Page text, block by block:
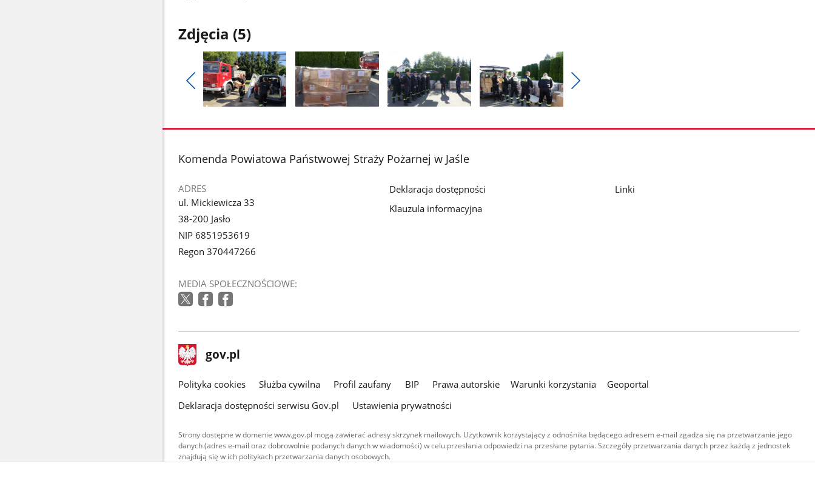
Zdjęcia (5)
Pokaż
poprzednie
galerii.
galerii.
galerii.
stopka
Komenda Powiatowa Państwowej Straży Pożarnej w Jaśle
ADRES
ul. Mickiewicza 33
38-200 Jasło
NIP 6851953619
Regon 370447266
MEDIA SPOŁECZNOŚCIOWE:
Deklaracja dostępności
Klauzula informacyjna
Linki
stopka
gov.pl Strona
gov.pl
gov.pl
Polityka cookies Służba cywilna Profil zaufany BIP Prawa autorskie Warunki korzystania
Geoportal
Deklaracja dostępności serwisu Gov.pl
Ustawienia prywatności
Strony dostępne w domenie www.gov.pl mogą zawierać adresy skrzynek mailowych. Użytkownik korzystający z odnośnika będącego adresem e-mail zgadza się na przetwarzanie jego
danych (adres e-mail oraz dobrowolnie podanych danych w wiadomości) w celu przesłania odpowiedzi na przesłane pytania. Szczegóły przetwarzania danych przez każdą z jednostek
znajdują się w ich politykach przetwarzania danych osobowych.